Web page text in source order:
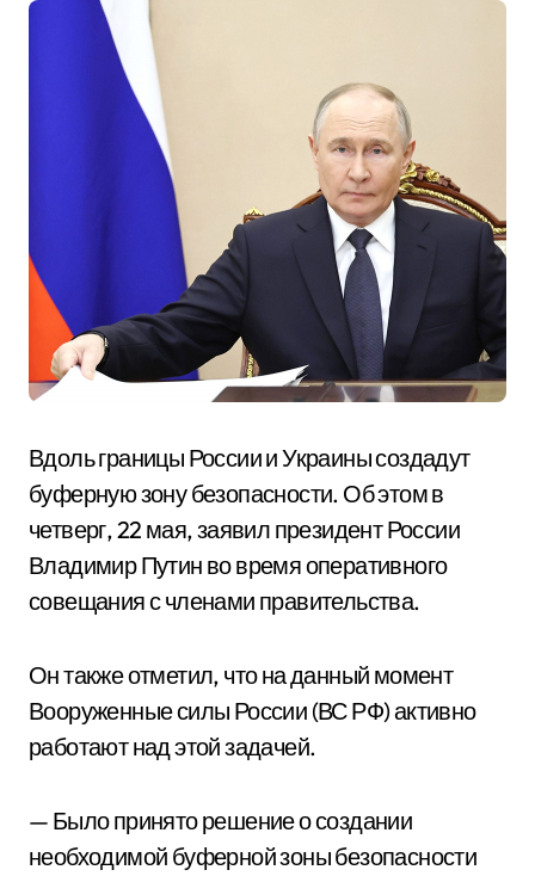
Вдоль границы России и Украины создадут
буферную зону безопасности. Об этом в
четверг, 22 мая, заявил президент России
Владимир Путин во время оперативного
совещания с членами правительства.
Он также отметил, что на данный момент
Вооруженные силы России (ВС РФ) активно
работают над этой задачей.
— Было принято решение о создании
необходимой буферной зоны безопасности